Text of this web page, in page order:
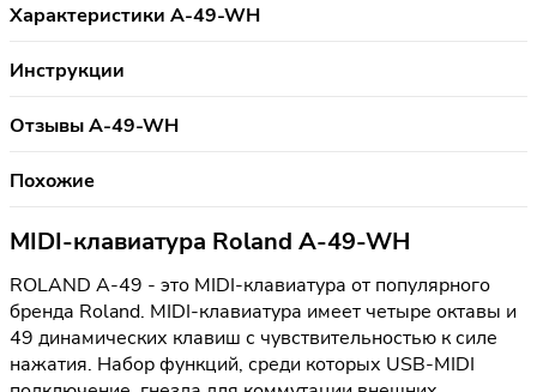
Характеристики A-49-WH
Инструкции
Отзывы A-49-WH
Похожие
MIDI-клавиатура Roland A-49-WH
ROLAND A-49 - это MIDI-клавиатура от популярного
бренда Roland. MIDI-клавиатура имеет четыре октавы и
49 динамических клавиш с чувствительностью к силе
нажатия. Набор функций, среди которых USB-MIDI